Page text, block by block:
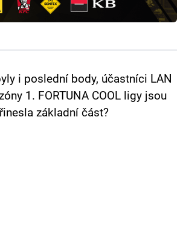
i poslední body, účastníci LAN
1. FORTUNA COOL ligy jsou
základní část?